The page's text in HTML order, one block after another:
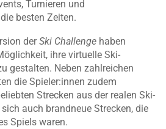
Turnieren und
besten Zeiten.
derSki Challenge haben
ihre virtuelle Ski-
gestalten. Neben zahlreichen
die Spieler:innen zudem
Strecken aus der realen Ski-
auch brandneue Strecken, die
Spiels waren.